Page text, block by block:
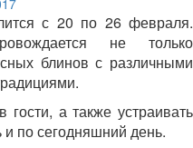
с 20 по 26 февраля.
не только
блинов с различными
гости, а также устраивать
по сегодняшний день.